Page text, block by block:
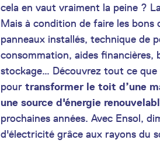
cela en vaut vraiment la peine ?
Mais à condition de faire les bons
panneaux installés, technique de
consommation, aides financières,
stockage… Découvrez tout ce que
pour transformer le toit d’une
une source d'énergie
prochaines années. Avec Ensol,
d'électricité grâce aux rayons du